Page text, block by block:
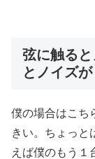
弦に触る
とノイズ
僕の場合はこち
きい。ちょっと
えば僕のもう１